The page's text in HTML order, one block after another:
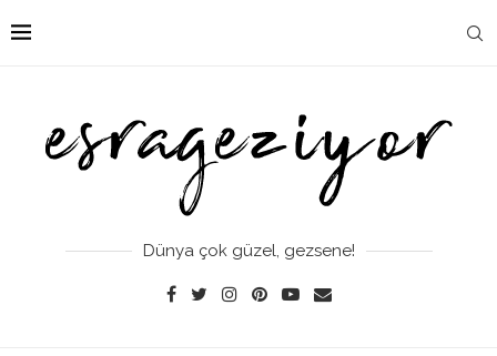
Dünya çok güzel, gezsene!